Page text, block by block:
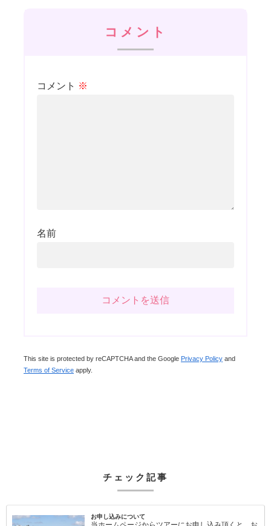
コメント
コメント ※
名前
This site is protected by reCAPTCHA and the Google Privacy Policy and
Terms of Service apply.
チェック記事
お申し込みについて